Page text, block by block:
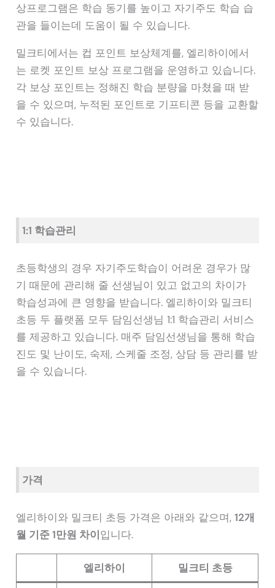
상프로그램은 학습 동기를 높이고 자기주도 학습 습
관을 들이는데 도움이 될 수 있습니다.
밀크티에서는 컵 포인트 보상체계를, 엘리하이에서
는 로켓 포인트 보상 프로그램을 운영하고 있습니다.
각 보상 포인트는 정해진 학습 분량을 마쳤을 때 받
을 수 있으며, 누적된 포인트로 기프티콘 등을 교환할
수 있습니다.
1:1 학습관리
초등학생의 경우 자기주도학습이 어려운 경우가 많
기 때문에 관리해 줄 선생님이 있고 없고의 차이가
학습성과에 큰 영향을 받습니다. 엘리하이와 밀크티
초등 두 플랫폼 모두 담임선생님 1:1 학습관리 서비스
를 제공하고 있습니다. 매주 담임선생님을 통해 학습
진도 및 난이도, 숙제, 스케줄 조정, 상담 등 관리를 받
을 수 있습니다.
가격
엘리하이와 밀크티 초등 가격은 아래와 같으며,12개
월 기준 1만원 차이입니다.
엘리하이 밀크티 초등